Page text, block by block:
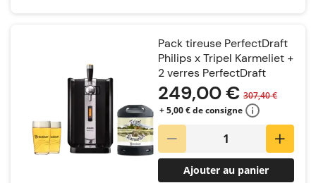
Pack tireuse PerfectDraft
Philips x Tripel Karmeliet +
2 verres PerfectDraft
249,00 € 307,40 €
+ 5,00 € de consigne
Ajouter au panier